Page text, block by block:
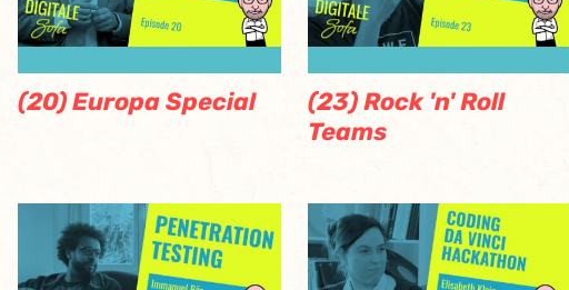
(20) Europa Special
(23) Rock 'n' Roll
Teams